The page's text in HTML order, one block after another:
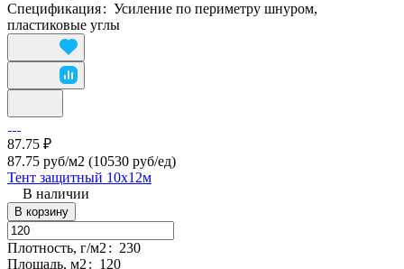
Спецификация: Усиление по периметру шнуром,
пластиковые углы
87.75 ₽
87.75 руб/м2 (10530 руб/eд)
Тент защитный 10х12м
В наличии
В корзину
Плотность, г/м2: 230
Площадь, м2: 120